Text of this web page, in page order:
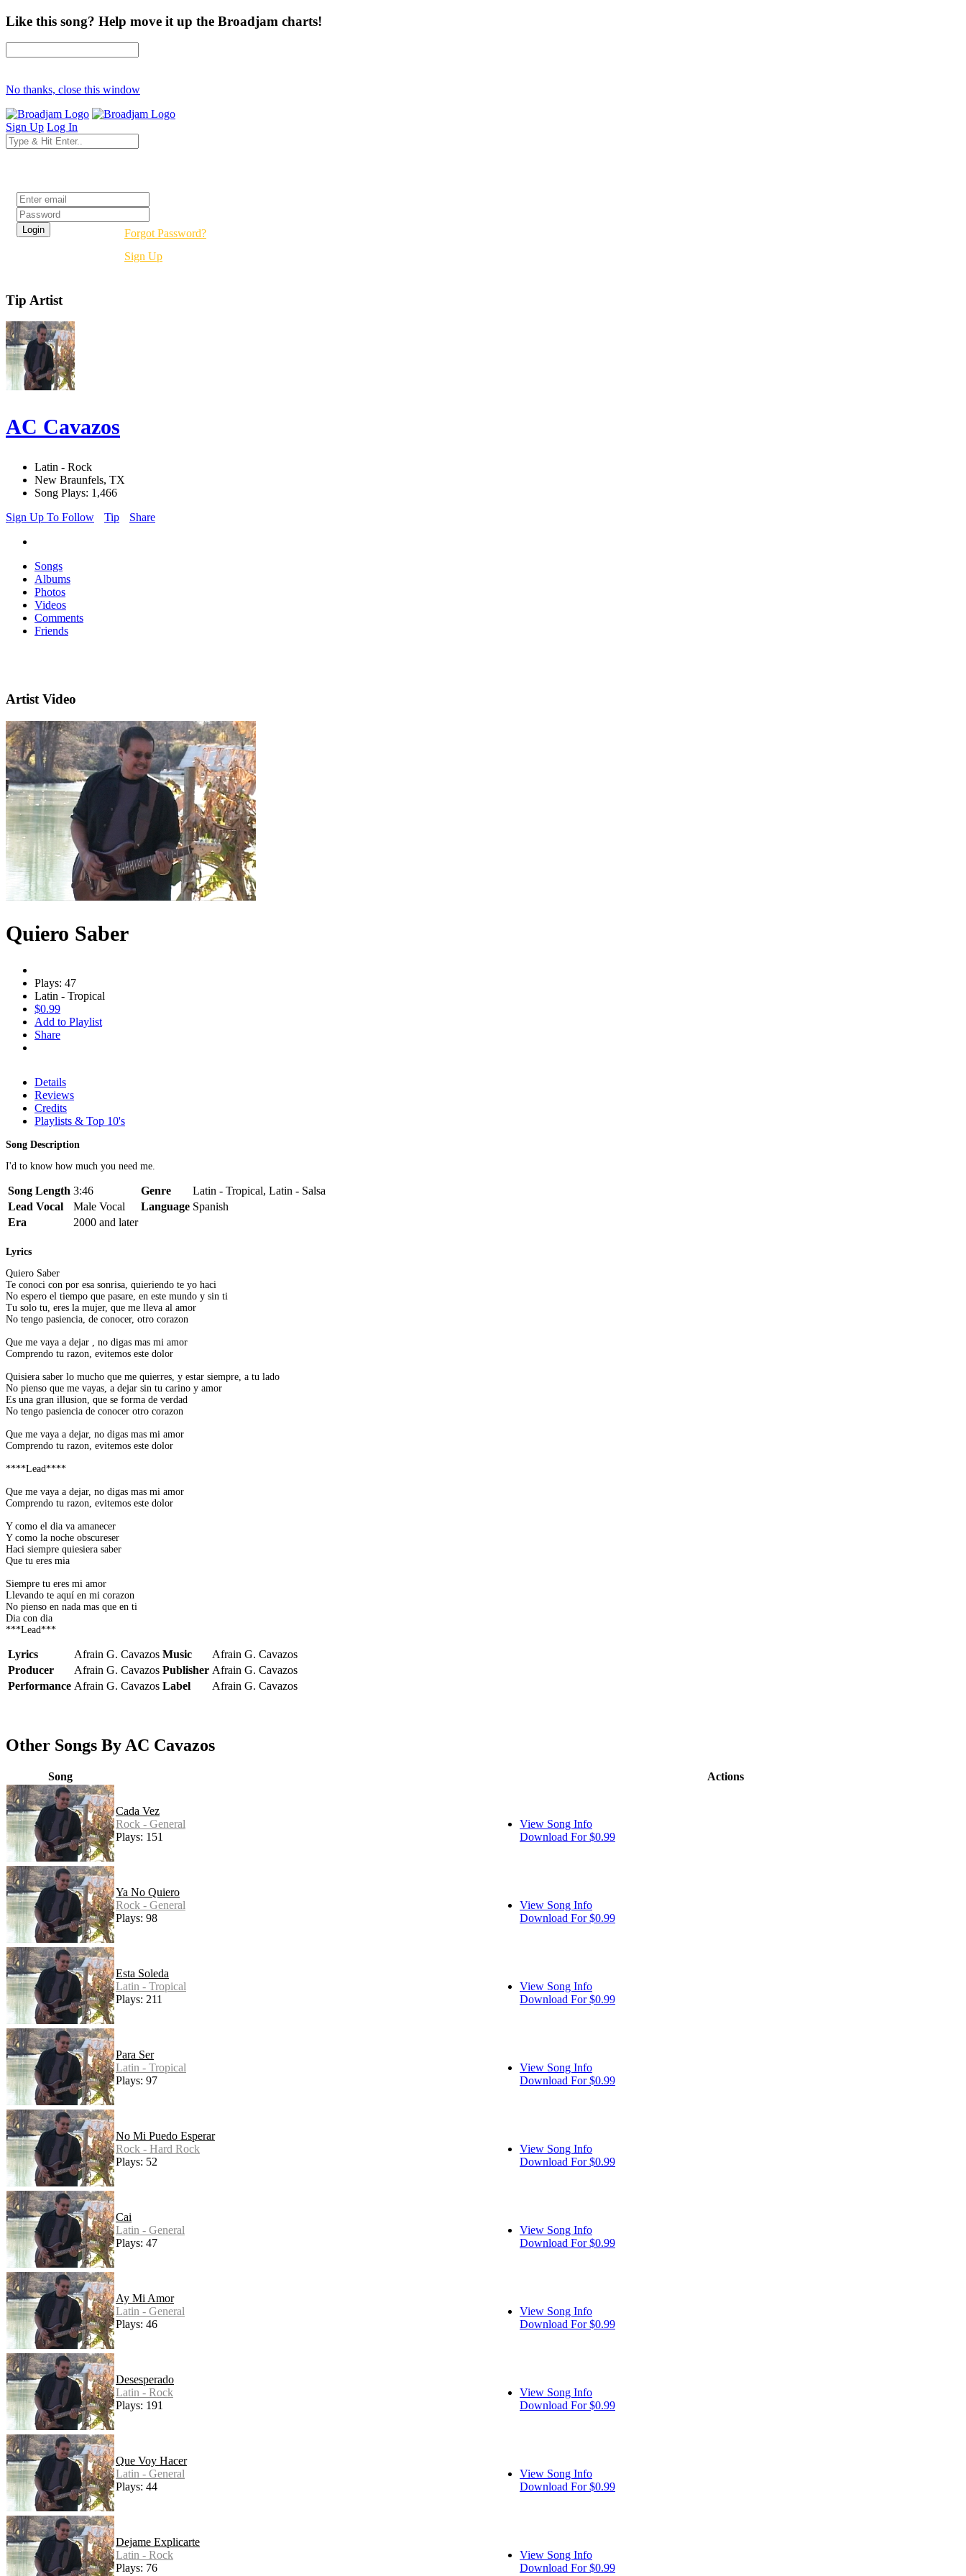
Like this song? Help move it up the Broadjam charts!
No thanks, close this window
Sign Up Log In
Forgot Password?
Sign Up
Tip Artist
AC Cavazos
Latin - Rock
New Braunfels, TX
Song Plays: 1,466
Sign Up To Follow
Tip Share
Songs
Albums
Photos
Videos
Comments
Friends
Artist Video
Quiero Saber
Plays: 47
Latin - Tropical
$0.99
Add to Playlist
Share
Details
Reviews
Credits
Playlists & Top 10's
Song Description
I'd to know how much you need me.
Song Length 3:46 Genre
Latin - Tropical, Latin - Salsa
Lead Vocal
Male Vocal Language Spanish
Era
2000 and later
Lyrics
Quiero Saber
Te conoci con por esa sonrisa, quieriendo te yo haci
No espero el tiempo que pasare, en este mundo y sin ti
Tu solo tu, eres la mujer, que me lleva al amor
No tengo pasiencia, de conocer, otro corazon
Que me vaya a dejar , no digas mas mi amor
Comprendo tu razon, evitemos este dolor
Quisiera saber lo mucho que me quierres, y estar siempre, a tu lado
No pienso que me vayas, a dejar sin tu carino y amor
Es una gran illusion, que se forma de verdad
No tengo pasiencia de conocer otro corazon
Que me vaya a dejar, no digas mas mi amor
Comprendo tu razon, evitemos este dolor
****Lead****
Que me vaya a dejar, no digas mas mi amor
Comprendo tu razon, evitemos este dolor
Y como el dia va amanecer
Y como la noche obscureser
Haci siempre quiesiera saber
Que tu eres mia
Siempre tu eres mi amor
Llevando te aquí en mi corazon
No pienso en nada mas que en ti
Dia con dia
***Lead***
Lyrics Afrain G. Cavazos Music
Afrain G. Cavazos
Producer
Afrain G. Cavazos Publisher Afrain G. Cavazos
Performance Afrain G. Cavazos Label Afrain G. Cavazos
Other Songs By AC Cavazos
Song Actions
Cada Vez
Rock - General
Plays: 151
View Song Info
Download For $0.99
Ya No Quiero
Rock - General
Plays: 98
View Song Info
Download For $0.99
Esta Soleda
Latin - Tropical
Plays: 211
View Song Info
Download For $0.99
Para Ser
Latin - Tropical
Plays: 97
View Song Info
Download For $0.99
No Mi Puedo Esperar
Rock - Hard Rock
Plays: 52
View Song Info
Download For $0.99
Cai
Latin - General
Plays: 47
View Song Info
Download For $0.99
Ay Mi Amor
Latin - General
Plays: 46
View Song Info
Download For $0.99
Desesperado
Latin - Rock
Plays: 191
View Song Info
Download For $0.99
Que Voy Hacer
Latin - General
Plays: 44
View Song Info
Download For $0.99
Dejame Explicarte
Latin - Rock
Plays: 76
View Song Info
Download For $0.99